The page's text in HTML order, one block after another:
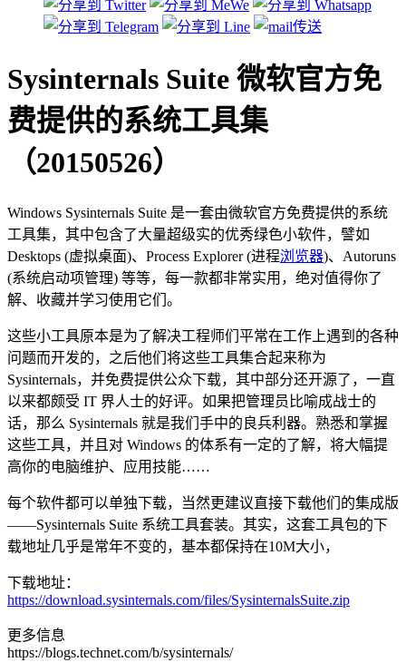
Sysinternals Suite 微软官方免
费提供的系统工具集
（20150526）
Windows Sysinternals Suite 是一套由微软官方免费提供的系统
工具集，其中包含了大量超级实的优秀绿色小软件，譬如
Desktops (虚拟桌面)、Process Explorer (进程浏览器)、Autoruns
(系统启动项管理) 等等，每一款都非常实用，绝对值得你了
解、收藏并学习使用它们。
这些小工具原本是为了解决工程师们平常在工作上遇到的各种
问题而开发的，之后他们将这些工具集合起来称为
Sysinternals，并免费提供公众下载，其中部分还开源了，一直
以来都颇受 IT 界人士的好评。如果把管理员比喻成战士的
话，那么 Sysinternals 就是我们手中的良兵利器。熟悉和掌握
这些工具，并且对 Windows 的体系有一定的了解，将大幅提
高你的电脑维护、应用技能……
每个软件都可以单独下载，当然更建议直接下载他们的集成版
——Sysinternals Suite 系统工具套装。其实，这套工具包的下
载地址几乎是常年不变的，基本都保持在10M大小，
下载地址：
https://download.sysinternals.com/files/SysinternalsSuite.zip
更多信息
https://blogs.technet.com/b/sysinternals/